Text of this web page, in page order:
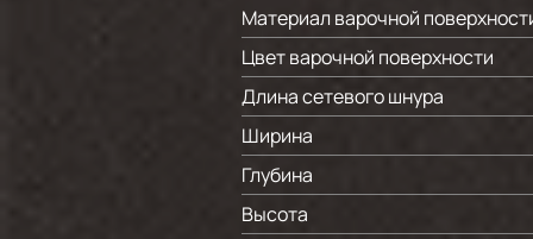
Материал варочной
Цвет варочной поверхности
Длина сетевого шнура
Ширина
Глубина
Высота